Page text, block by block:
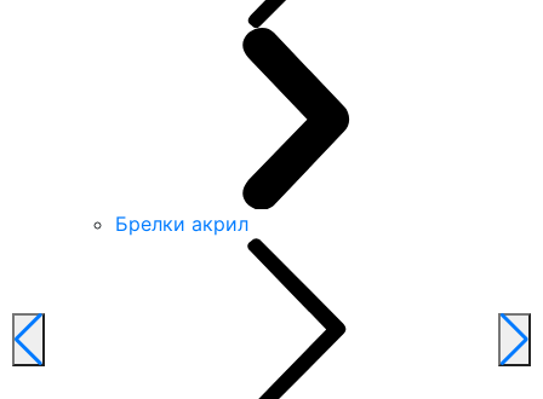
Брелки акрил